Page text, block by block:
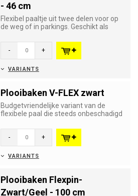
- 46 cm
Flexibel paaltje uit twee delen voor op
de weg of in parkings. Geschikt als
- +
VARIANTS
Plooibaken V-FLEX zwart
Budgetvriendelijke variant van de
flexibele paal die steeds onbeschadigd
- +
VARIANTS
Plooibaken Flexpin-
Zwart/Geel - 100 cm